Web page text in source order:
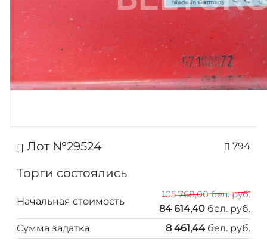
Лот №29524 794
Торги состоялись
Начальная стоимость
105 768,00 бел. руб.
84 614,40 бел. руб.
Сумма задатка
8 461,44 бел. руб.